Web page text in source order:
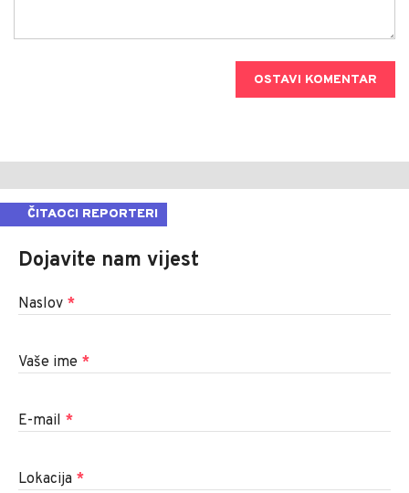
OSTAVI KOMENTAR
ČITAOCI REPORTERI
Dojavite nam vijest
Naslov *
Vaše ime *
E-mail *
Lokacija *